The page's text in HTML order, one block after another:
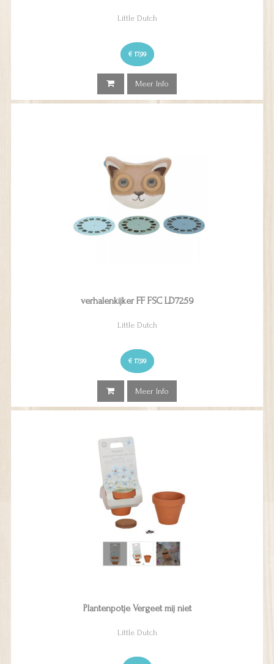
Little Dutch
€ 17,99
Meer Info
verhalenkijker FF FSC LD7259
Little Dutch
€ 17,99
Meer Info
Plantenpotje Vergeet mij niet
Little Dutch